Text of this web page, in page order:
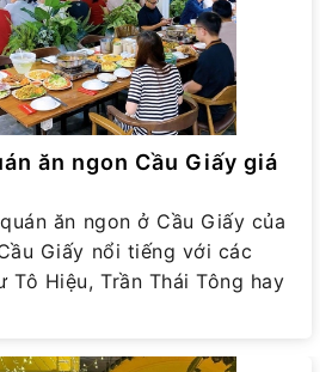
ăn ngon Cầu Giấy giá
ăn ngon ở Cầu Giấy của
Giấy nổi tiếng với các
Tô Hiệu, Trần Thái Tông hay